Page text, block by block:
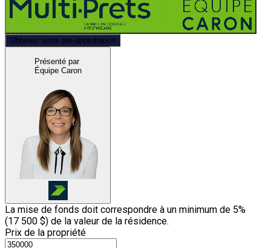
Obtenez votre pré-approbation
Présenté par
Équipe Caron
La mise de fonds doit correspondre à un minimum de 5%
(17 500 $) de la valeur de la résidence.
Prix de la propriété